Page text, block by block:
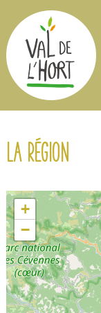
La région
+
−